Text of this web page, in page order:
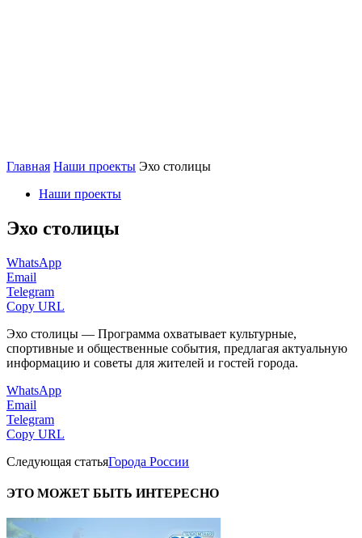
Главная Наши проекты Эхо столицы
Наши проекты
Эхо столицы
WhatsApp
Email
Telegram
Copy URL
Эхо столицы — Программа охватывает культурные,
спортивные и общественные события, предлагая актуальную
информацию и советы для жителей и гостей города.
WhatsApp
Email
Telegram
Copy URL
Следующая статьяГорода России
ЭТО МОЖЕТ БЫТЬ ИНТЕРЕСНО